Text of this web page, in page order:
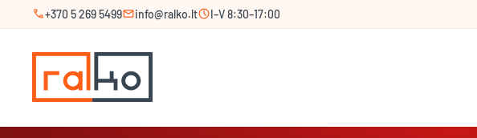
call+370 5 269 5499mailinfo@ralko.ltscheduleI–V 8:30–17:00